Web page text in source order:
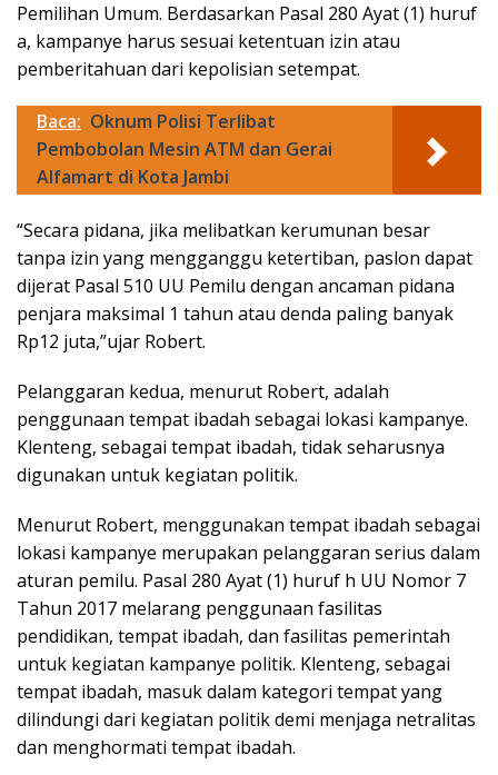
Pemilihan Umum. Berdasarkan Pasal 280 Ayat (1) huruf
a, kampanye harus sesuai ketentuan izin atau
pemberitahuan dari kepolisian setempat.
Baca: Oknum Polisi Terlibat
Pembobolan Mesin ATM dan Gerai
Alfamart di Kota Jambi
“Secara pidana, jika melibatkan kerumunan besar
tanpa izin yang mengganggu ketertiban, paslon dapat
dijerat Pasal 510 UU Pemilu dengan ancaman pidana
penjara maksimal 1 tahun atau denda paling banyak
Rp12 juta,”ujar Robert.
Pelanggaran kedua, menurut Robert, adalah
penggunaan tempat ibadah sebagai lokasi kampanye.
Klenteng, sebagai tempat ibadah, tidak seharusnya
digunakan untuk kegiatan politik.
Menurut Robert, menggunakan tempat ibadah sebagai
lokasi kampanye merupakan pelanggaran serius dalam
aturan pemilu. Pasal 280 Ayat (1) huruf h UU Nomor 7
Tahun 2017 melarang penggunaan fasilitas
pendidikan, tempat ibadah, dan fasilitas pemerintah
untuk kegiatan kampanye politik. Klenteng, sebagai
tempat ibadah, masuk dalam kategori tempat yang
dilindungi dari kegiatan politik demi menjaga netralitas
dan menghormati tempat ibadah.